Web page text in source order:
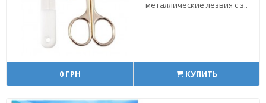
металлические лезвия с з..
0 ГРН КУПИТЬ